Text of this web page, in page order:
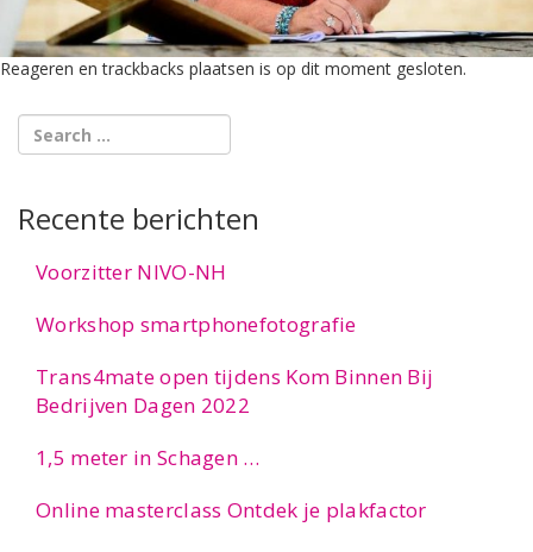
Reageren en trackbacks plaatsen is op dit moment gesloten.
Recente berichten
Voorzitter NIVO-NH
Workshop smartphonefotografie
Trans4mate open tijdens Kom Binnen Bij
Bedrijven Dagen 2022
1,5 meter in Schagen …
Online masterclass Ontdek je plakfactor